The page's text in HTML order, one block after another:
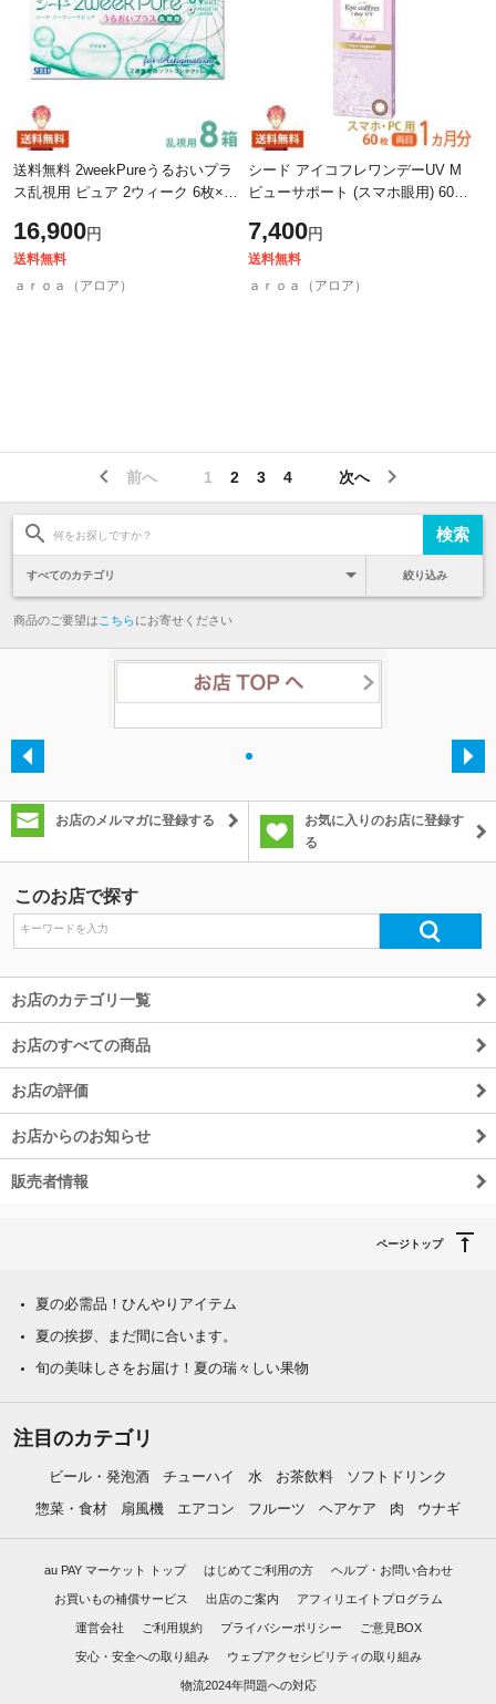
送料無料 2weekPureうるおいプラ
ス乱視用 ピュア 2ウィーク 6枚×8
投函商品
16,900円
送料無料
ａｒｏａ（アロア）
シード アイコフレワンデーUV M
ビューサポート (スマホ眼用) 60枚
函商品 送料無料
7,400円
送料無料
ａｒｏａ（アロア）
前へ 次へ
1 2 3 4
絞り込み
商品のご要望は こちらにお寄せください
お店のメルマガに登録する
お気に入りのお店に登録す
る
このお店で探す
お店のカテゴリ一覧
お店のすべての商品
お店の評価
お店からのお知らせ
販売者情報
ページトップ
夏の必需品！ひんやりアイテム
夏の挨拶、まだ間に合います。
旬の美味しさをお届け！夏の瑞々しい果物
注目のカテゴリ
ビール・発泡酒 チューハイ 水 お茶飲料
ソフトドリンク
惣菜・食材
扇風機 エアコン フルーツ ヘアケア 肉 ウナギ
au PAY マーケット トップ はじめてご利用の方 ヘルプ・お問い合わせ
お買いもの補償サービス 出店のご案内 アフィリエイトプログラム
運営会社 ご利用規約 プライバシーポリシー ご意見BOX
安心・安全への取り組み ウェブアクセシビリティの取り組み
物流2024年問題への対応